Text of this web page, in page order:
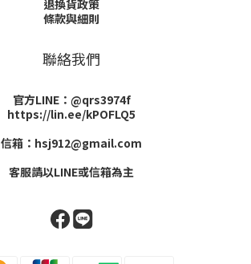
退換貨政策
條款與細則
聯絡我們
官方LINE：@qrs3974f
https://lin.ee/kPOFLQ5
信箱：hsj912@gmail.com
客服請以LINE或信箱為主